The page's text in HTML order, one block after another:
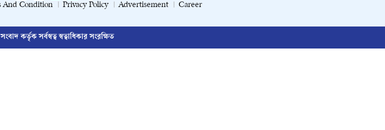
And Condition Privacy Policy Advertisement Career
কর্তৃক সর্বস্বত্ব স্বত্বাধিকার সংরক্ষিত